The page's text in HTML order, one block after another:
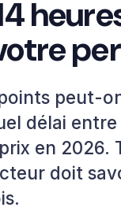
peut-
délai entre
en 2026.
doit